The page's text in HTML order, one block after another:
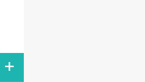
+